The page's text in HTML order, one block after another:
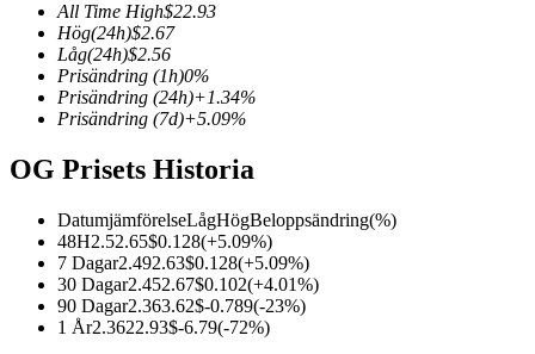
TradFi
Derivat för aktier, valuta, ädelmetaller och råvaror
All Time High$22.93
Hög(24h)$2.67
Låg(24h)$2.56
Prisändring (1h)0%
Prisändring (24h)+1.34%
Prisändring (7d)+5.09%
OG Prisets Historia
DatumjämförelseLågHögBeloppsändring(%)
48H2.52.65$0.128(+5.09%)
7 Dagar2.492.63$0.128(+5.09%)
30 Dagar2.452.67$0.102(+4.01%)
90 Dagar2.363.62$-0.789(-23%)
1 År2.3622.93$-6.79(-72%)